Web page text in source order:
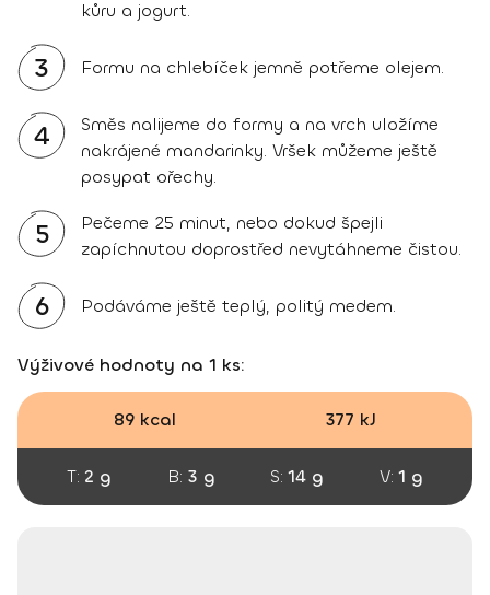
kůru a jogurt.
3 Formu na chlebíček jemně potřeme olejem.
4
Směs nalijeme do formy a na vrch uložíme
nakrájené mandarinky. Vršek můžeme ještě
posypat ořechy.
5
Pečeme 25 minut, nebo dokud špejli
zapíchnutou doprostřed nevytáhneme čistou.
6 Podáváme ještě teplý, politý medem.
Výživové hodnoty na 1 ks:
89 kcal 377 kJ
T: 2 g B: 3 g S: 14 g V: 1 g